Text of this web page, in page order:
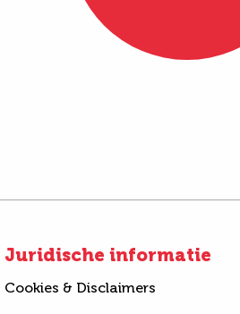
Juridische informatie
Cookies & Disclaimers